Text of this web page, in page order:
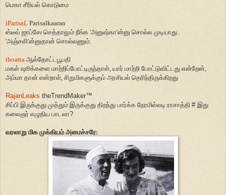
மெகா சீரியல் கொடுமை
iParisaL Parisalkaaran
ஸ்டீவ் ஜாப்ஸே செத்தாலும் நீங்க 'அனுஷ்கா'ன்னு சொல்ல முடியாது..
'அஞ்சலி'ன்னுதான் சொல்லணும்.
thoatta ஆல்தோட்டபூபதி
மகள் ஷூக்களை மாற்றிப்போட்டிருந்தாள் யார் மாற்றி போட்டுவிட்டது என்றேன்
அம்மா தான் என்றாள் சிறுமிகளுக்கும் அரசியல் தெரிந்திருக்கிறது
RajanLeaks theTrendMaker™
சிப்பி இருக்குது முத்தும் இருக்குது திறந்து பார்க்க நேரமில்லடி ராசாத்தி # இது
கலைஞர் எழுதிய பாடலா?
வரலாறு மிக முக்கியம் அமைச்சரே: